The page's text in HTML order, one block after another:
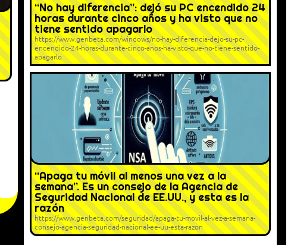
“No hay diferencia”: dejó su PC encendido 24
horas durante cinco años y ha visto que no
tiene sentido apagarlo
https://www.genbeta.com/windows/no-hay-diferencia-dejo-su-pc-
encendido-24-horas-durante-cinco-anos-ha-visto-que-no-tiene-sentido-
apagarlo
“Apaga tu móvil al menos una vez a la
semana”. Es un consejo de la Agencia de
Seguridad Nacional de EE.UU., y esta es la
razón
https://www.genbeta.com/seguridad/apaga-tu-movil-al-vez-a-semana-
consejo-agencia-seguridad-nacional-ee-uu-esta-razon